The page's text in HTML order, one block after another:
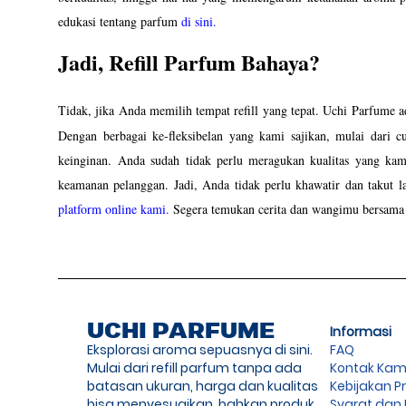
edukasi tentang parfum di sini.
Jadi, Refill Parfum Bahaya?
Tidak, jika Anda memilih tempat refill yang tepat. Uchi Parfume
Dengan berbagai ke-fleksibelan yang kami sajikan, mulai dari
keinginan. Anda sudah tidak perlu meragukan kualitas yang
keamanan pelanggan.
platform online kami. Segera temukan cerita dan wangimu
UCHI PARFUME
Eksplorasi aroma sepuasnya di sini.
Mulai dari refill parfum tanpa ada
batasan ukuran, harga dan kualitas
Informasi
FAQ
Kontak
Kebijakan